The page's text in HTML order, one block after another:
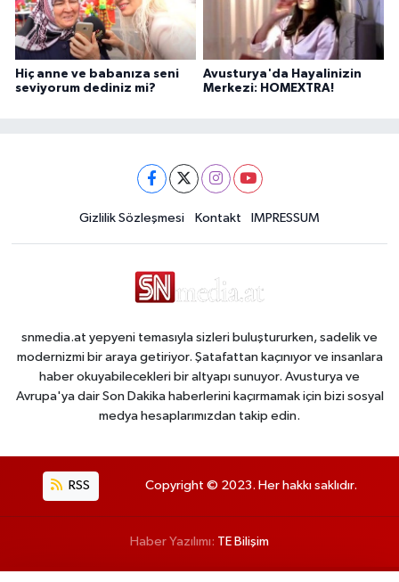
Hiç anne ve babanıza seni
seviyorum dediniz mi?
Avusturya'da Hayalinizin
Merkezi: HOMEXTRA!
Gizlilik Sözleşmesi Kontakt IMPRESSUM
snmedia.at yepyeni temasıyla sizleri buluştururken, sadelik ve
modernizmi bir araya getiriyor. Şatafattan kaçınıyor ve insanlara
haber okuyabilecekleri bir altyapı sunuyor. Avusturya ve
Avrupa'ya dair Son Dakika haberlerini kaçırmamak için bizi sosyal
medya hesaplarımızdan takip edin.
RSS Copyright © 2023. Her hakkı saklıdır.
Haber Yazılımı: TE Bilişim